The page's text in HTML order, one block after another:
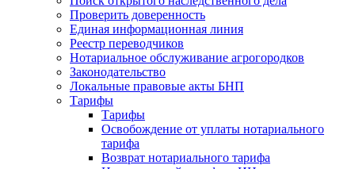
Проверить доверенность
Единая информационная линия
Реестр переводчиков
Нотариальное обслуживание агрогородков
Законодательство
Локальные правовые акты БНП
Тарифы
Тарифы
Освобождение от уплаты нотариального
тарифа
Возврат нотариального тарифа